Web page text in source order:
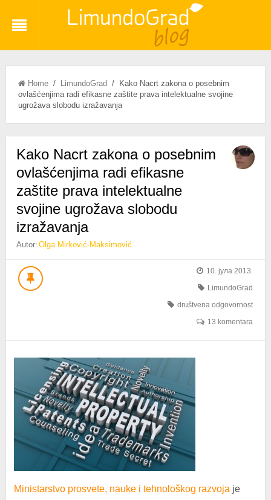
Home/ LimundoGrad / Kako Nacrt zakona o posebnim
ovlašćenjima radi efikasne zaštite prava intelektualne svojine
ugrožava slobodu izražavanja
Kako Nacrt zakona o posebnim
ovlašćenjima radi efikasne
zaštite prava intelektualne
svojine ugrožava slobodu
izražavanja
Autor: Olga Mirković-Maksimović
10. јула 2013.
LimundoGrad
društvena odgovornost
13 komentara
Ministarstvo prosvete, nauke i tehnološkog razvoja je